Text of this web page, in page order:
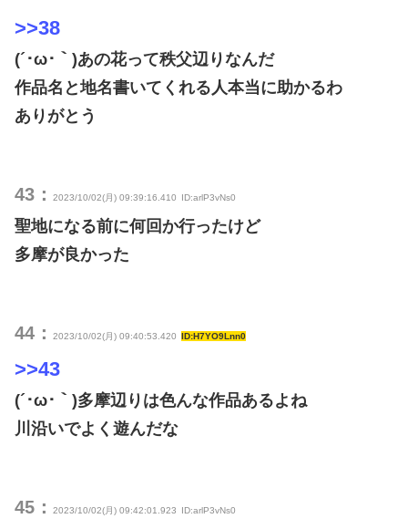
>>38
(´･ω･｀)あの花って秩父辺りなんだ
作品名と地名書いてくれる人本当に助かるわ
ありがとう
43： 2023/10/02(月) 09:39:16.410 ID:arlP3vNs0
聖地になる前に何回か行ったけど
多摩が良かった
44： 2023/10/02(月) 09:40:53.420 ID:H7YO9Lnn0
>>43
(´･ω･｀)多摩辺りは色んな作品あるよね
川沿いでよく遊んだな
45： 2023/10/02(月) 09:42:01.923 ID:arlP3vNs0